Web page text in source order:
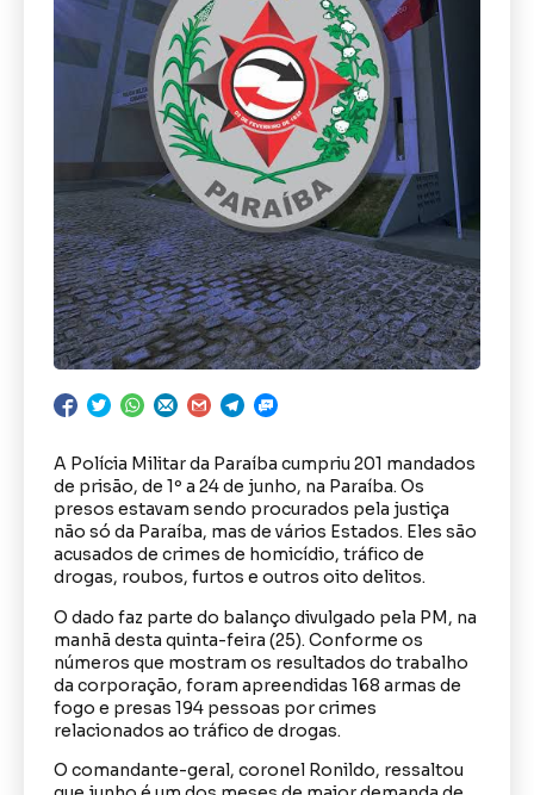
A Polícia Militar da Paraíba cumpriu 201 mandados
de prisão, de 1º a 24 de junho, na Paraíba. Os
presos estavam sendo procurados pela justiça
não só da Paraíba, mas de vários Estados. Eles são
acusados de crimes de homicídio, tráfico de
drogas, roubos, furtos e outros oito delitos.
O dado faz parte do balanço divulgado pela PM, na
manhã desta quinta-feira (25). Conforme os
números que mostram os resultados do trabalho
da corporação, foram apreendidas 168 armas de
fogo e presas 194 pessoas por crimes
relacionados ao tráfico de drogas.
O comandante-geral, coronel Ronildo, ressaltou